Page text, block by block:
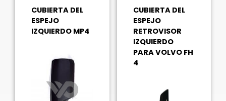
CUBIERTA DEL
ESPEJO
IZQUIERDO MP4
CUBIERTA DEL
ESPEJO
RETROVISOR
IZQUIERDO
PARA VOLVO FH
4